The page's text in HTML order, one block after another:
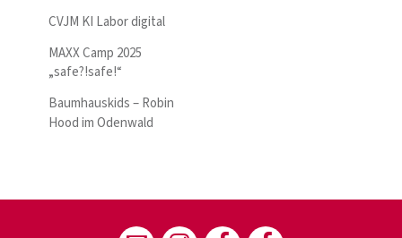
CVJM KI Labor digital
MAXX Camp 2025
„safe?!safe!“
Baumhauskids – Robin
Hood im Odenwald